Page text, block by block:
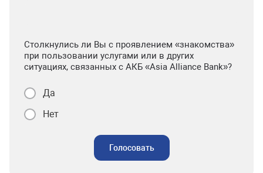
Столкнулись ли Вы с проявлением «знакомства»
при пользовании услугами или в других
ситуациях, связанных с АКБ «Asia Alliance Bank»?
Да
Нет
Голосовать